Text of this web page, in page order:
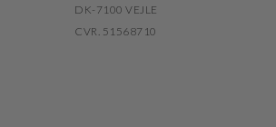
DK-7100 VEJLE
CVR. 51568710